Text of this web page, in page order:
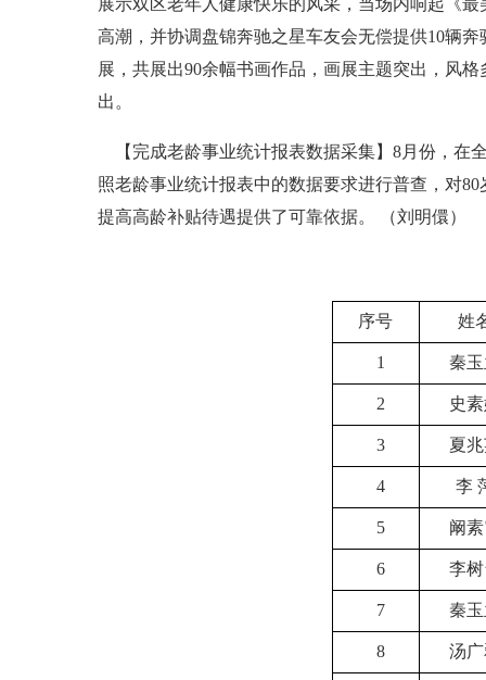
展示双区老年人健康快乐的风采，当场内响起《
高潮，并协调盘锦奔驰之星车友会无偿提供10辆
展，共展出90余幅书画作品，画展主题突出，风
出。
【完成老龄事业统计报表数据采集】8月份，在
照老龄事业统计报表中的数据要求进行普查，对
提高高龄补贴待遇提供了可靠依据。 （刘明儇）
序号 姓
1 秦
2 史
3 夏
4 李
5 阚
6 李
7 秦
8 汤